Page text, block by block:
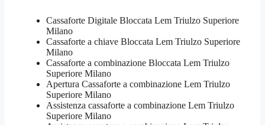
Cassaforte Digitale Bloccata Lem Triulzo Superiore
Milano
Cassaforte a chiave Bloccata Lem Triulzo Superiore
Milano
Cassaforte a combinazione Bloccata Lem Triulzo
Superiore Milano
​Apertura Cassaforte a combinazione Lem Triulzo
Superiore Milano
Assistenza cassaforte a combinazione Lem Triulzo
Superiore Milano